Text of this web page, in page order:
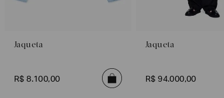
Jaqueta
R$ 8.100,00
Jaqueta
R$ 94.000,00